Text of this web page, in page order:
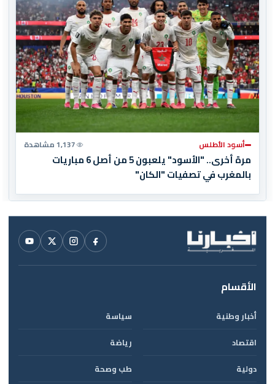
أسود الأطلس 1,137 مشاهدة
مرة أخرى.. "الأسود" يلعبون 5 من أصل 6 مباريات
بالمغرب في تصفيات "الكان"
الأقسام
أخبار وطنية
سياسة
اقتصاد
رياضة
دولية
طب وصحة